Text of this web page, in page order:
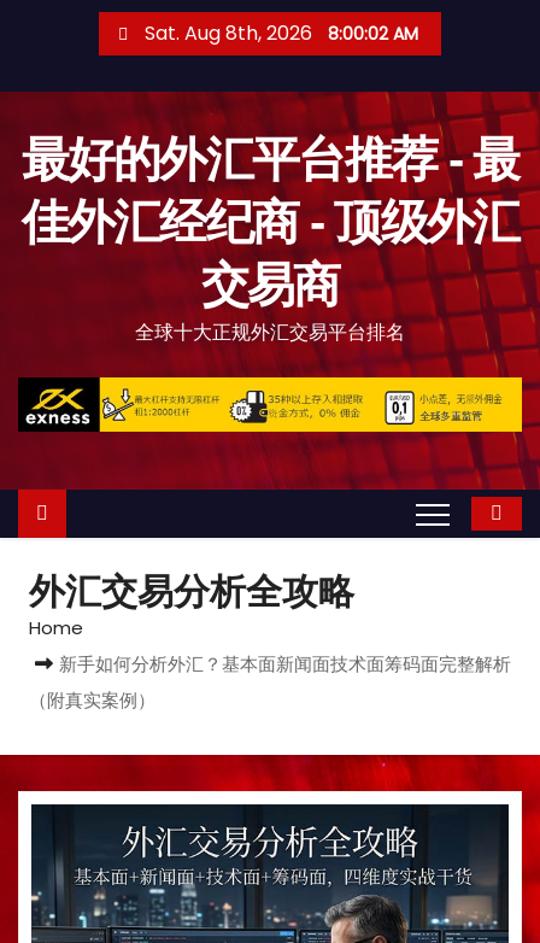
Sat. Aug 8th, 2026 8:00:03 AM
最好的外汇平台推荐 - 最
佳外汇经纪商 - 顶级外汇
交易商
全球十大正规外汇交易平台排名
外汇交易分析全攻略
Home
新手如何分析外汇？基本面新闻面技术面筹码面完整解析
（附真实案例）